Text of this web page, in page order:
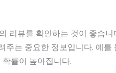
리뷰를 확인하는 것이 좋습
는 중요한 정보입니다. 예를
률이 높아집니다.